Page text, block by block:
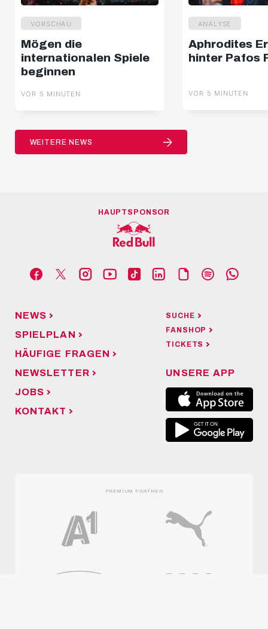
VORSCHAU
Mögen die
internationalen Spiele
beginnen
VOR 5 MINUTEN
ANALYSE
Aphrodites
hinter Pafos
VOR 5 MINUTEN
WEITERE NEWS
HAUPTSPONSOR
NEWS
SPIELPLAN
HÄUFIGE FRAGEN
NEWSLETTER
JOBS
KONTAKT
SUCHE
FANSHOP
TICKETS
UNSERE APP
PREMIUM PARTNER